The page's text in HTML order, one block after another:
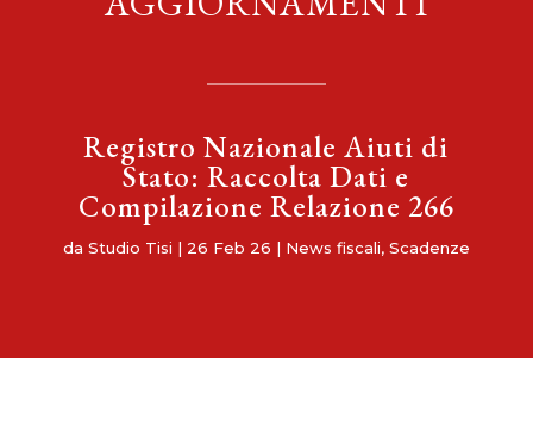
Registro Nazionale Aiuti di
Stato: Raccolta Dati e
Compilazione Relazione 266
da Studio Tisi | 26 Feb 26 | News fiscali, Scadenze